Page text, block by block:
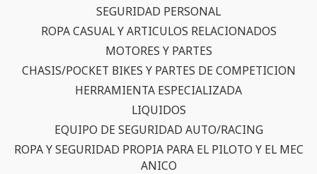
SEGURIDAD PERSONAL
ROPA CASUAL Y ARTICULOS RELACIONADOS
MOTORES Y PARTES
CHASIS/POCKET BIKES Y PARTES DE COMPETICION
HERRAMIENTA ESPECIALIZADA
LIQUIDOS
EQUIPO DE SEGURIDAD AUTO/RACING
ROPA Y SEGURIDAD PROPIA PARA EL PILOTO Y EL MEC
ANICO